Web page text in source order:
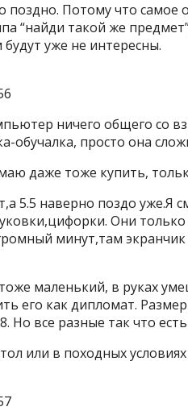
поздно. Потому что
“найди такой же
уже не интересны.
ничего общего со
обучалка, просто она
даже тоже купить,
5.5 наверно поздо уже.Я
Они
минут,там
маленький, в руках
его как дипломат.
Но все разные так что
или в походных